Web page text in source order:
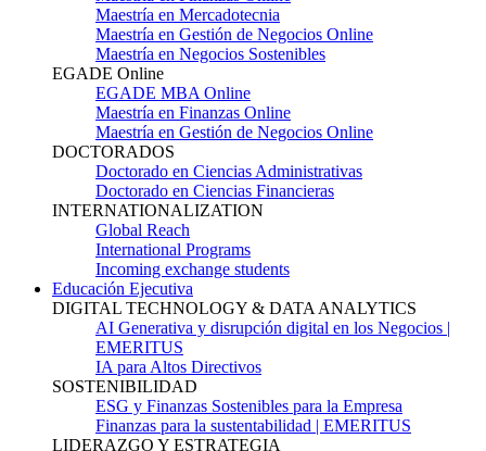
Maestría en Mercadotecnia
Maestría en Gestión de Negocios Online
Maestría en Negocios Sostenibles
EGADE Online
EGADE MBA Online
Maestría en Finanzas Online
Maestría en Gestión de Negocios Online
DOCTORADOS
Doctorado en Ciencias Administrativas
Doctorado en Ciencias Financieras
INTERNATIONALIZATION
Global Reach
International Programs
Incoming exchange students
Educación Ejecutiva
DIGITAL TECHNOLOGY & DATA ANALYTICS
AI Generativa y disrupción digital en los Negocios |
EMERITUS
IA para Altos Directivos
SOSTENIBILIDAD
ESG y Finanzas Sostenibles para la Empresa
Finanzas para la sustentabilidad | EMERITUS
LIDERAZGO Y ESTRATEGIA